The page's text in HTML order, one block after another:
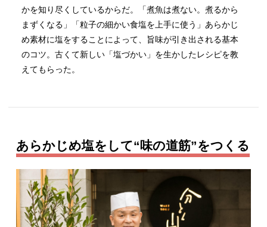
かを知り尽くしているからだ。「煮魚は煮ない。煮るから
まずくなる」「粒子の細かい食塩を上手に使う」あらかじ
め素材に塩をすることによって、旨味が引き出される基本
のコツ。古くて新しい「塩づかい」を生かしたレシピを教
えてもらった。
あらかじめ塩をして“味の道筋”をつくる